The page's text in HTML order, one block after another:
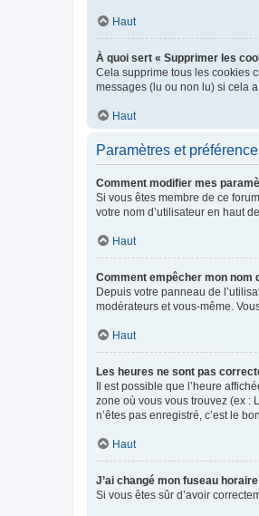
Haut
À quoi sert « Supprimer les
Cela supprime tous les cookies
messages (lu ou non lu) si cela
Haut
Paramètres et
Comment modifier mes
Si vous êtes membre de ce
votre nom d’utilisateur en haut
Haut
Comment empêcher mon nom
Depuis votre panneau de
modérateurs et vous-même.
Haut
Les heures ne sont pas
Il est possible que l’heure
zone où vous vous trouvez (ex :
n’êtes pas enregistré, c’est le
Haut
J’ai changé mon fuseau
Si vous êtes sûr d’avoir